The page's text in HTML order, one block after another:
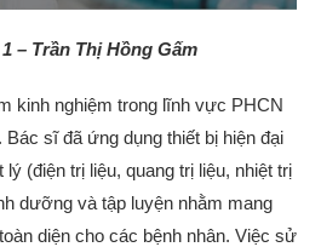
– Trần Thị Hồng Gấm
kinh nghiệm trong lĩnh vực PHCN
sĩ đã ứng dụng thiết bị hiện đại
(điện trị liệu, quang trị liệu, nhiệt trị
dưỡng và tập luyện nhằm mang
diện cho các bệnh nhân. Việc sử